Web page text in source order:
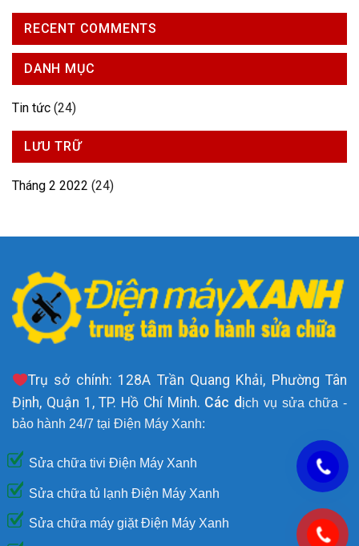
Tivi
Chánh
RECENT COMMENTS
DANH MỤC
Tin tức (24)
LƯU TRỮ
Tháng 2 2022 (24)
Trụ sở chính: 128A Trần Quang Khải, Phường Tân
Định, Quận 1, TP. Hồ Chí Minh. Các dịch vụ sửa chữa -
bảo hành 24/7 tại Điện Máy Xanh:
Sửa chữa tivi Điện Máy Xanh
Sửa chữa tủ lạnh Điện Máy Xanh
Sửa chữa máy giặt Điện Máy Xanh